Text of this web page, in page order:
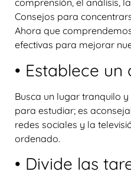
comprensión, el análisis,
Consejos para
Ahora que
efectivas para mejorar
• Establece
Busca un lugar tranquilo
para estudiar; es
redes sociales y la
ordenado.
• Divide las